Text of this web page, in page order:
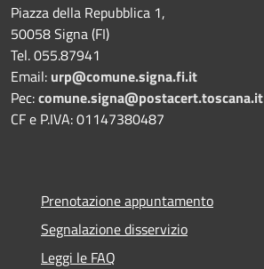
Piazza della Repubblica 1,
50058 Signa (FI)
Tel. 055.87941
Email: urp@comune.signa.fi.it
Pec:comune.signa@postacert.toscana.it
CF e P.IVA: 01147380487
Prenotazione appuntamento
Segnalazione disservizio
Leggi le FAQ